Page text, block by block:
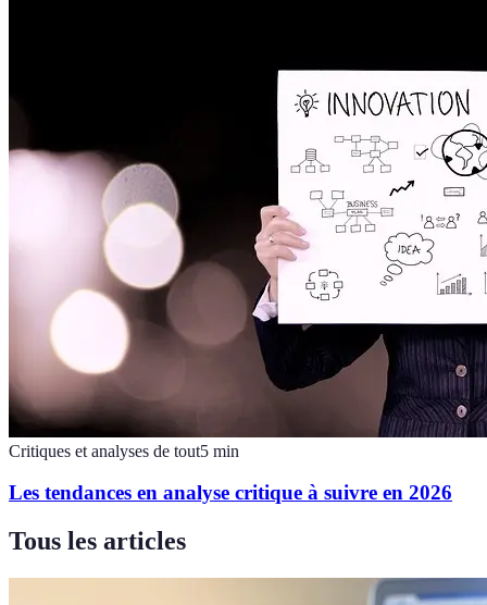
Critiques et analyses de tout5 min
Les tendances en analyse critique à suivre en 2026
Tous les articles